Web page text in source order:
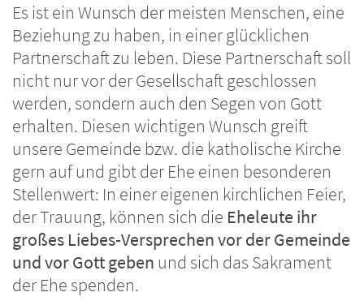
Es ist ein Wunsch der meisten Menschen, eine
Beziehung zu haben, in einer glücklichen
Partnerschaft zu leben. Diese Partnerschaft soll
nicht nur vor der Gesellschaft geschlossen
werden, sondern auch den Segen von Gott
erhalten. Diesen wichtigen Wunsch greift
unsere Gemeinde bzw. die katholische Kirche
gern auf und gibt der Ehe einen besonderen
Stellenwert: In einer eigenen kirchlichen Feier,
der Trauung, können sich die Eheleute ihr
großes Liebes-Versprechen vor der Gemeinde
und vor Gott geben und sich das Sakrament
der Ehe spenden.